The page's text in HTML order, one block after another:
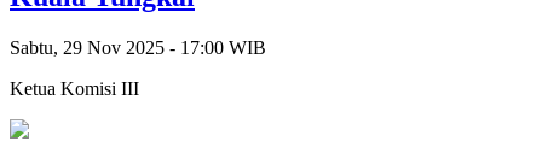
Sabtu, 29 Nov 2025 - 17:00 WIB
Ketua Komisi III